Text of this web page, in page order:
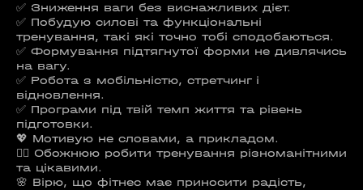
✅ Зниження ваги без виснажливих дієт.
✅ Побудую силові та функціональні
тренування, такі які точно тобі сподобаються.
✅ Формування підтягнутої форми не дивлячись
на вагу.
✅ Робота з мобільністю, стретчинг і
відновлення.
✅ Програми під твій темп життя та рівень
підготовки.
💖 Мотивую не словами, а прикладом.
🏋‍♀️ Обожнюю робити тренування різноманітними
та цікавими.
🌸 Вірю, що фітнес має приносити радість,